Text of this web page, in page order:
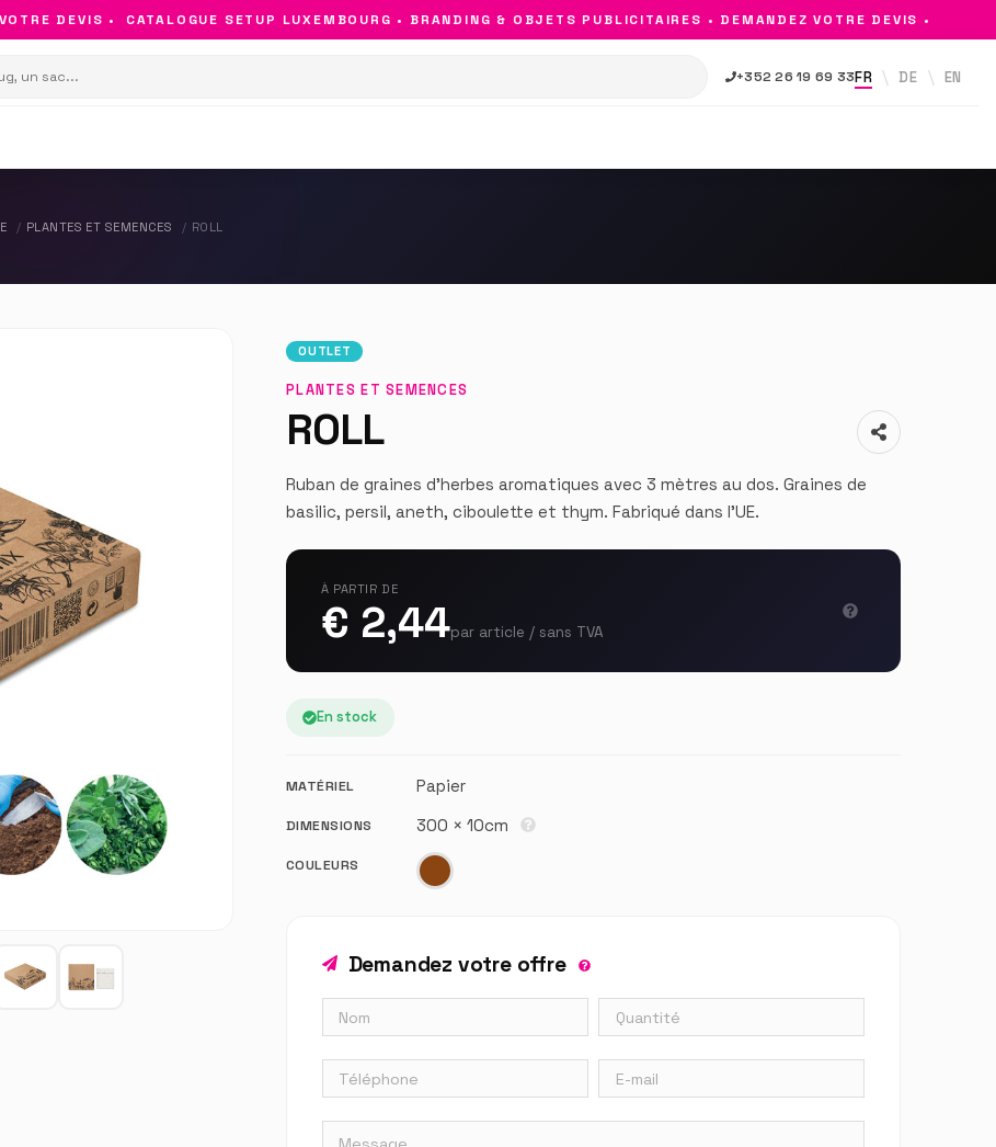
DEVIS • CATALOGUE SETUP LUXEMBOURG • BRANDING & OBJETS PUBLICITAIRES • DEMANDEZ VOTRE DEVIS •
+352 26 19 69 33FR DE EN
PLANTES ET SEMENCES ROLL
OUTLET
PLANTES ET SEMENCES
ROLL
Ruban de graines d'herbes aromatiques avec 3 mètres au dos. Graines de
basilic, persil, aneth, ciboulette et thym. Fabriqué dans l'UE.
À PARTIR DE
€ 2,44par article / sans TVA
En stock
MATÉRIEL Papier
DIMENSIONS 300 × 10cm
COULEURS
Demandez votre offre